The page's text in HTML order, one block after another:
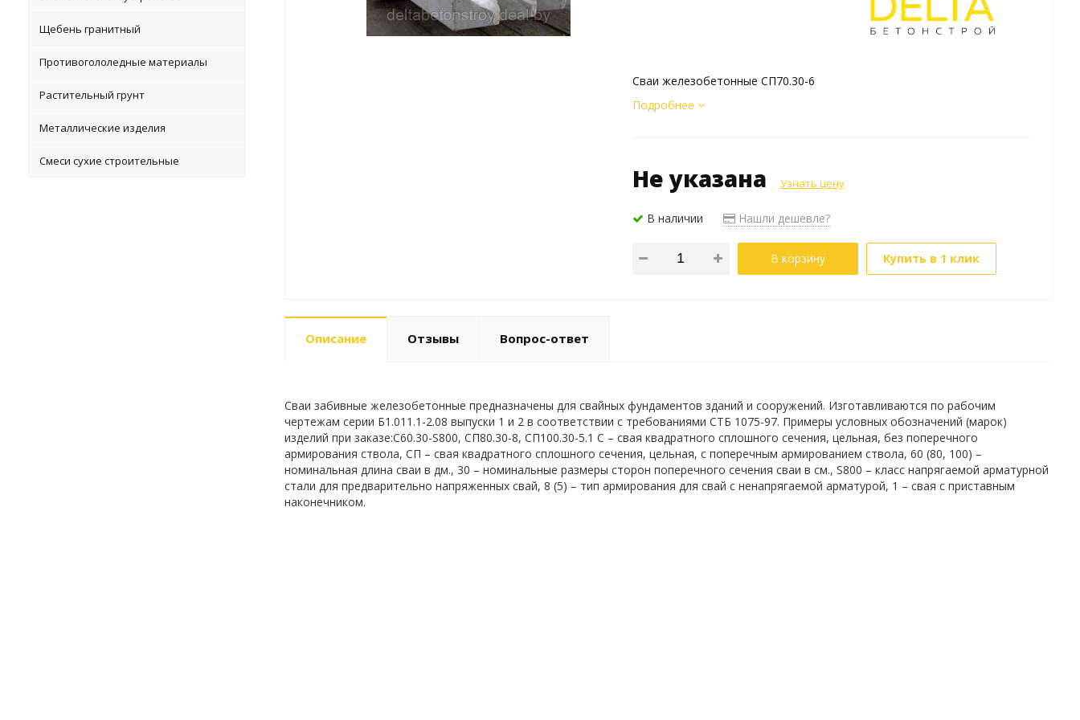
Щебень гранитный
Противогололедные материалы
Растительный грунт
Металлические изделия
Смеси сухие строительные
Сваи железобетонные СП70.30-6
Подробнее
Не указана Узнать цену
В наличии Нашли дешевле?
В корзину Купить в 1 клик
Описание Отзывы Вопрос-ответ
Сваи забивные железобетонные предназначены для свайных фундаментов зданий и сооружений. Изготавливаются по рабочим
чертежам серии Б1.011.1-2.08 выпуски 1 и 2 в соответствии с требованиями СТБ 1075-97. Примеры условных обозначений (марок)
изделий при заказе:С60.30-S800, СП80.30-8, СП100.30-5.1 С – свая квадратного сплошного сечения, цельная, без поперечного
армирования ствола, СП – свая квадратного сплошного сечения, цельная, с поперечным армированием ствола, 60 (80, 100) –
номинальная длина сваи в дм., 30 – номинальные размеры сторон поперечного сечения сваи в см., S800 – класс напрягаемой арматурной
стали для предварительно напряженных свай, 8 (5) – тип армирования для свай с ненапрягаемой арматурой, 1 – свая с приставным
наконечником.